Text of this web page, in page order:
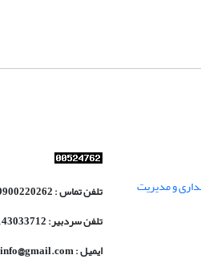
و مدیریت
تلفن تماس : 09900220262
تلفن سردبیر: 09143033712
ایمیل : jamv.info@gmail.com